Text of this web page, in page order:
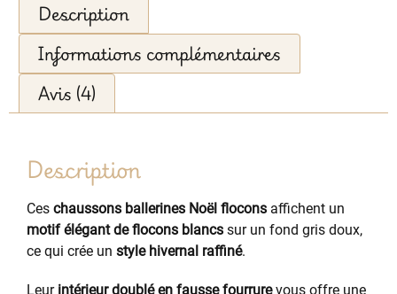
Description
Informations complémentaires
Avis (4)
Description
Ces chaussons ballerines Noël flocons affichent un
motif élégant de flocons blancs sur un fond gris doux,
ce qui crée un style hivernal raffiné.
Leur intérieur doublé en fausse fourrurevous offre une